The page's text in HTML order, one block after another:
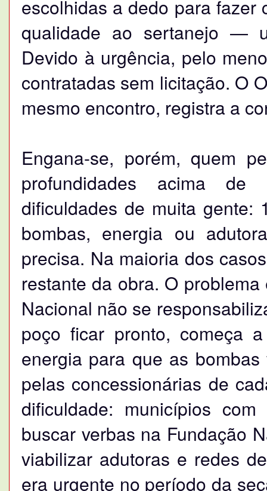
escolhidas a dedo para
qualidade ao sertanejo —
Devido à urgência, pelo
contratadas sem licitação. O
mesmo encontro, registra a
Engana-se, porém, quem
profundidades acima
dificuldades de muita gente:
bombas, energia ou
precisa. Na maioria dos
restante da obra. O
Nacional não se
poço ficar pronto, começa
energia para que as
pelas concessionárias de
dificuldade: municípios
buscar verbas na Fundação
viabilizar adutoras e redes
era urgente no período da